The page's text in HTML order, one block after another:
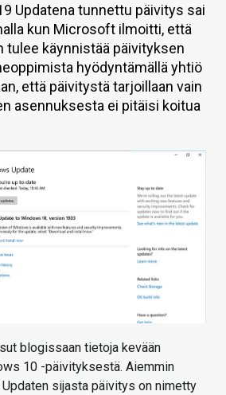
Updatena tunnettu päivitys sai
kun Microsoft ilmoitti, että
tulee käynnistää päivityksen
hyödyntämällä yhtiö
että päivitystä tarjoillaan vain
asennuksesta ei pitäisi koitua
blogissaan tietoja kevään
10 -päivityksestä. Aiemmin
sijasta päivitys on nimetty